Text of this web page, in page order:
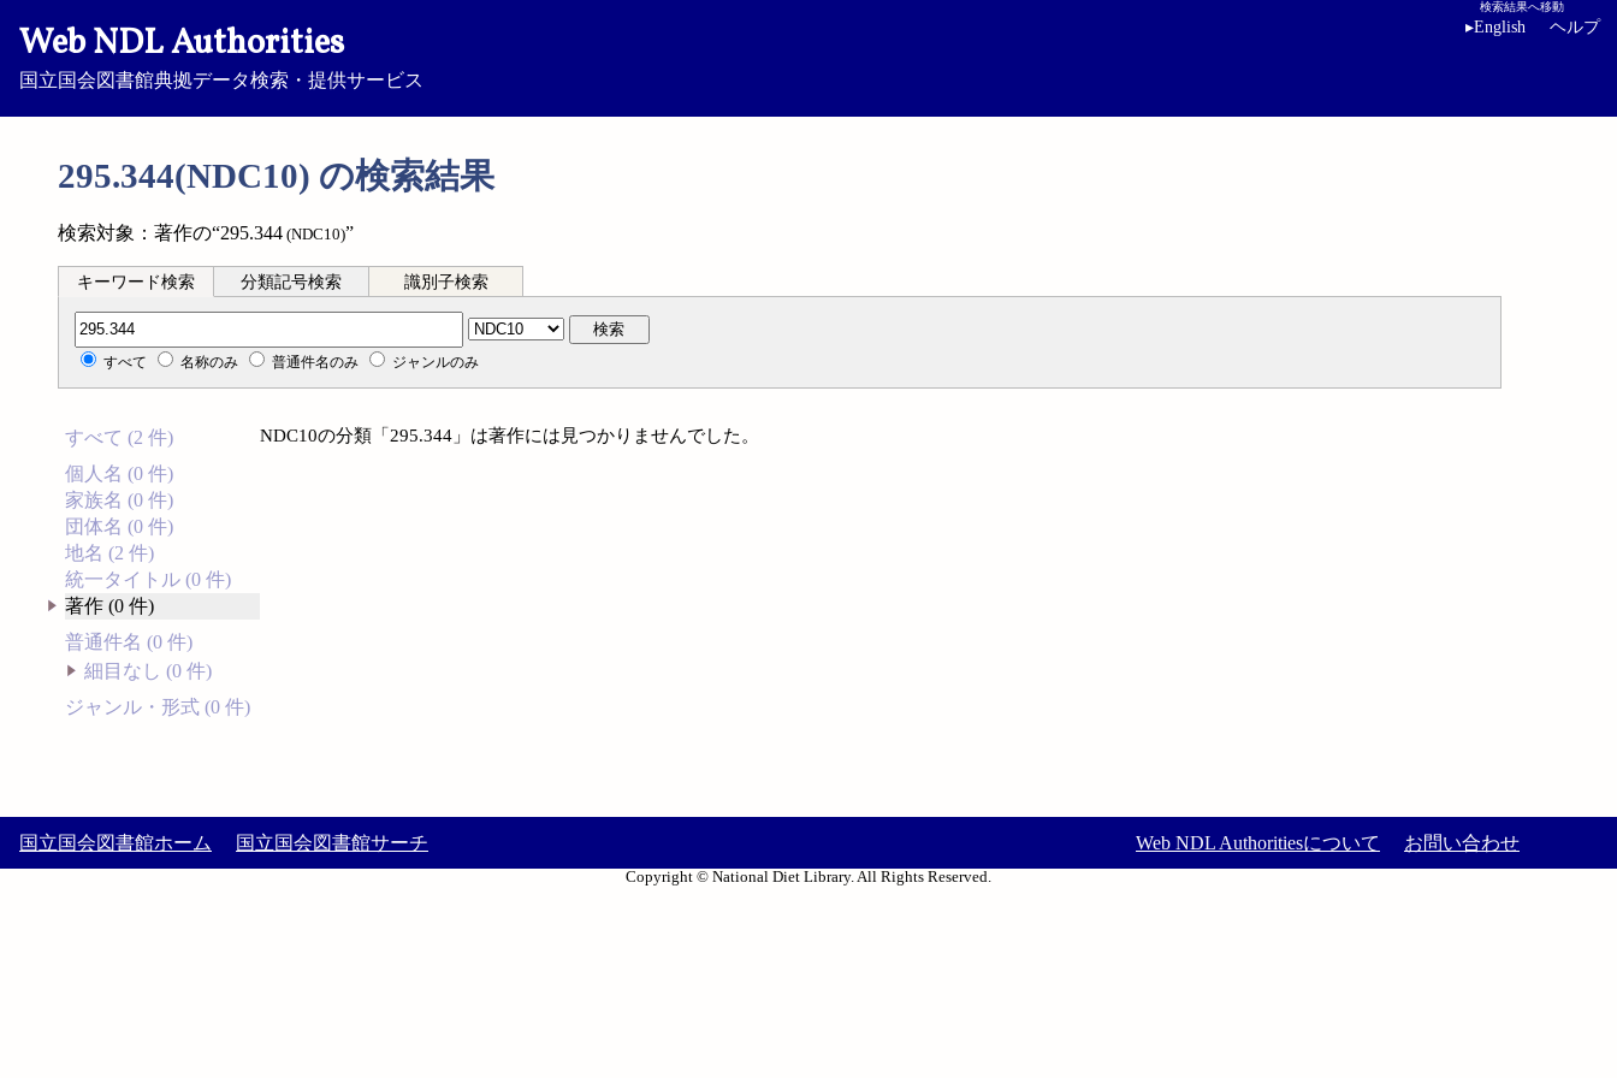
Web NDL Authorities
国立国会図書館典拠データ検索・提供サービス
検索結果へ移動
▸English ヘルプ
295.344(NDC10) の検索結果
検索対象：著作の“295.344 (NDC10)”
キーワード検索 分類記号検索 識別子検索
分類記号検索 検索
すべて 名称のみ 普通件名のみ ジャンルのみ
すべて (2 件)
個人名 (0 件)
家族名 (0 件)
団体名 (0 件)
地名 (2 件)
統一タイトル (0 件)
著作 (0 件)
普通件名 (0 件)
細目なし (0 件)
ジャンル・形式 (0 件)
NDC10の分類「295.344」は著作には見つかりませんでした。
国立国会図書館ホーム 国立国会図書館サーチ Web NDL Authoritiesについて お問い合わせ
Copyright © National Diet Library. All Rights Reserved.